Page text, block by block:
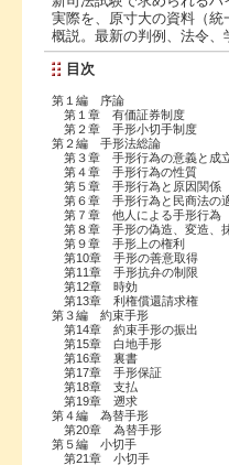
実際を、原寸大の資料（
概説。最新の判例、法令、
目次
第１編 序論
第１章 有価証券制度
第２章 手形小切手制度
第２編 手形法総論
第３章 手形行為の意義と成
第４章 手形行為の性質
第５章 手形行為と原因関係
第６章 手形行為と民商法の
第７章 他人による手形行為
第８章 手形の偽造、変造、
第９章 手形上の権利
第10章 手形の善意取得
第11章 手形抗弁の制限
第12章 時効
第13章 利権償還請求権
第３編 約束手形
第14章 約束手形の振出
第15章 白地手形
第16章 裏書
第17章 手形保証
第18章 支払
第19章 遡求
第４編 為替手形
第20章 為替手形
第５編 小切手
第21章 小切手